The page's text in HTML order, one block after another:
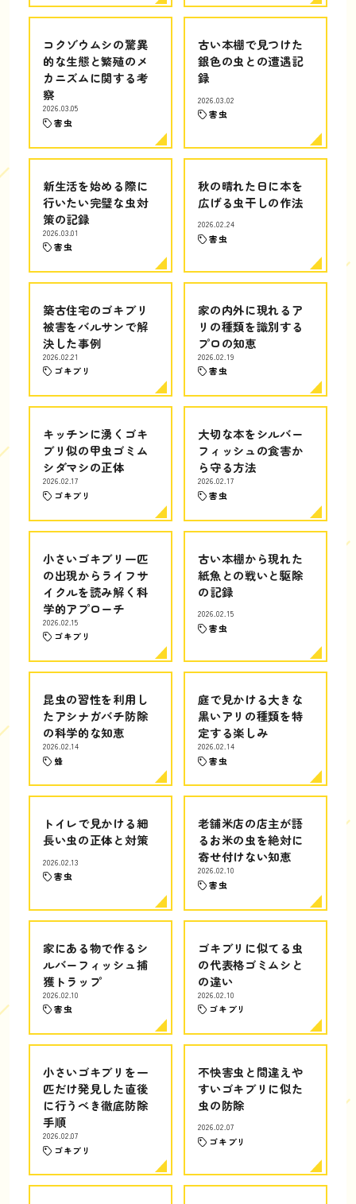
コクゾウムシの驚異
的な生態と繁殖のメ
カニズムに関する考
察
2026.03.05
害虫
古い本棚で見つけた
銀色の虫との遭遇記
録
2026.03.02
害虫
新生活を始める際に
行いたい完璧な虫対
策の記録
2026.03.01
害虫
秋の晴れた日に本を
広げる虫干しの作法
2026.02.24
害虫
築古住宅のゴキブリ
被害をバルサンで解
決した事例
2026.02.21
ゴキブリ
家の内外に現れるア
リの種類を識別する
プロの知恵
2026.02.19
害虫
キッチンに湧くゴキ
ブリ似の甲虫ゴミム
シダマシの正体
2026.02.17
ゴキブリ
大切な本をシルバー
フィッシュの食害か
ら守る方法
2026.02.17
害虫
小さいゴキブリ一匹
の出現からライフサ
イクルを読み解く科
学的アプローチ
2026.02.15
ゴキブリ
古い本棚から現れた
紙魚との戦いと駆除
の記録
2026.02.15
害虫
昆虫の習性を利用し
たアシナガバチ防除
の科学的な知恵
2026.02.14
蜂
庭で見かける大きな
黒いアリの種類を特
定する楽しみ
2026.02.14
害虫
トイレで見かける細
長い虫の正体と対策
2026.02.13
害虫
老舗米店の店主が語
るお米の虫を絶対に
寄せ付けない知恵
2026.02.10
害虫
家にある物で作るシ
ルバーフィッシュ捕
獲トラップ
2026.02.10
害虫
ゴキブリに似てる虫
の代表格ゴミムシと
の違い
2026.02.10
ゴキブリ
小さいゴキブリを一
匹だけ発見した直後
に行うべき徹底防除
手順
2026.02.07
ゴキブリ
不快害虫と間違えや
すいゴキブリに似た
虫の防除
2026.02.07
ゴキブリ